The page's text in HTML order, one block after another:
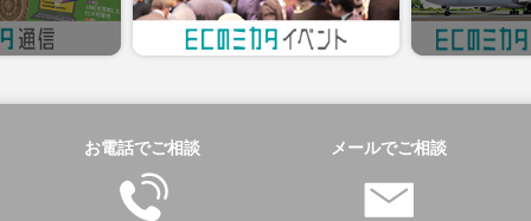
お電話でご相談 メールでご相談